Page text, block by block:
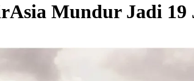
Mundur Jadi 19